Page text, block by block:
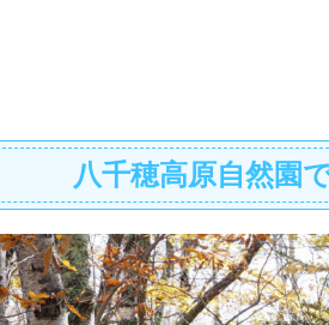
八千穂高原自然園